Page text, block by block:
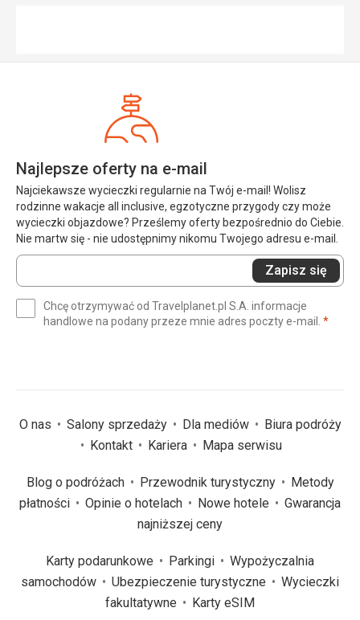
Najlepsze oferty na e-mail
Najciekawsze wycieczki regularnie na Twój e-mail! Wolisz
rodzinne wakacje all inclusive, egzotyczne przygody czy może
wycieczki objazdowe? Prześlemy oferty bezpośrednio do Ciebie.
Nie martw się - nie udostępnimy nikomu Twojego adresu e-mail.
Wprowadź
swój
(wymagane)
Zapisz się
Chcę otrzymywać od Travelplanet.pl S.A. informacje
handlowe na podany przeze mnie adres poczty e-mail. *
O nas Salony sprzedaży Dla mediów
Biura podróży
Kontakt
Kariera Mapa serwisu
Blog o podróżach Przewodnik turystyczny
Metody
płatności
Opinie o hotelach Nowe hotele
Gwarancja
najniższej ceny
Karty podarunkowe Parkingi
Wypożyczalnia
samochodów
Ubezpieczenie turystyczne
Wycieczki
fakultatywne
Karty eSIM